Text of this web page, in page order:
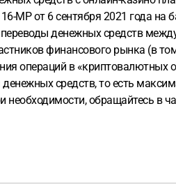
МР от 6 сентября 2021 года на
денежных средств
финансового рынка (в
операций в «криптовалютных
средств, то есть
необходимости, обращайтесь в